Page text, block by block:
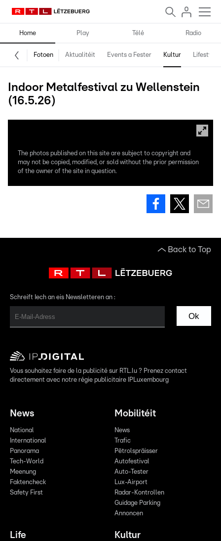
Home Play Télé Radio
Fotoen Aktualitéit Events a Fester Kultur Lifestyle
Indoor Metalfestival zu Wellenstein
(16.5.26)
The photos published on this site are subject to copyright and
may not be copied, modified, or sold without the prior permission
of the owner of the site in question.
Back to Top
Schreift Iech an eis Newsletteren an :
Ok
Vous souhaitez faire de la publicité sur RTL.lu ? Prenez contact
directement avec notre régie publicitaire IPLuxembourg
News
National
International
Panorama
Tech-World
Meenung
Faktencheck
Safety First
Mobilitéit
News
Trafic
Pëtrolspräisser
Autofestival
Auto-Tester
Lux-Airport
Radar-Kontrollen
Guidage Parking
Annoncen
Life Kultur